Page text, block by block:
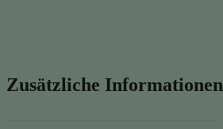
Zusätzliche Informationen